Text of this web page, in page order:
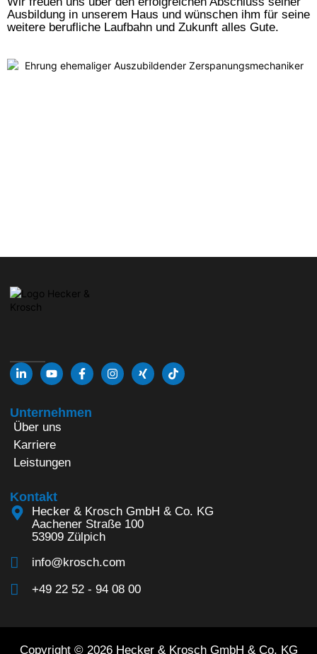
Ausbildung in unserem Haus und wünschen ihm für seine
weitere berufliche Laufbahn und Zukunft alles Gute.
Unternehmen
Über uns
Karriere
Leistungen
Kontakt
Hecker & Krosch GmbH & Co. KG
Aachener Straße 100
53909 Zülpich
info@krosch.com
+49 22 52 - 94 08 00
Copyright © 2026 Hecker & Krosch GmbH & Co. KG